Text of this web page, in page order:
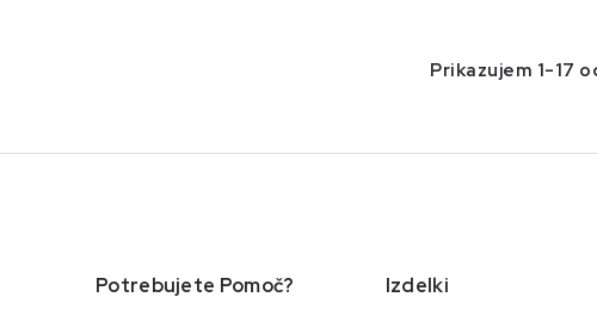
Prikazujem 1-17
Potrebujete Pomoč? Izdelki